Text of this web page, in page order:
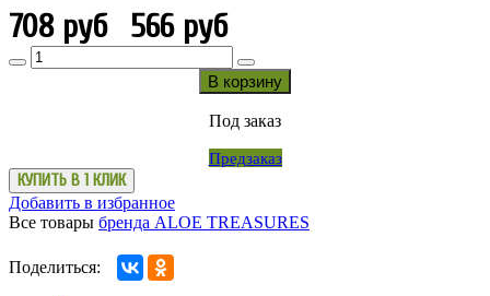
708 руб 566 руб
В корзину
Под заказ
Предзаказ
КУПИТЬ В 1 КЛИК
Добавить в избранное
Все товары бренда ALOE TREASURES
Поделиться: